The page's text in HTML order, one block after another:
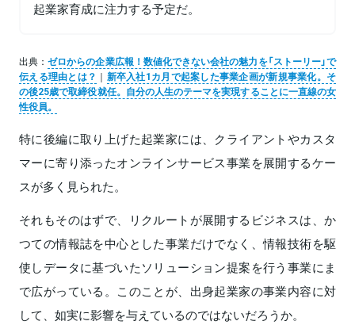
起業家育成に注力する予定だ。
出典：ゼロからの企業広報！数値化できない会社の魅力を「ストーリー」で
伝える理由とは？ ｜ 新卒入社1カ月で起案した事業企画が新規事業化。そ
の後25歳で取締役就任。自分の人生のテーマを実現することに一直線の女
性役員。
特に後編に取り上げた起業家には、クライアントやカスタ
マーに寄り添ったオンラインサービス事業を展開するケー
スが多く見られた。
それもそのはずで、リクルートが展開するビジネスは、か
つての情報誌を中心とした事業だけでなく、情報技術を駆
使しデータに基づいたソリューション提案を行う事業にま
で広がっている。このことが、出身起業家の事業内容に対
して、如実に影響を与えているのではないだろうか。